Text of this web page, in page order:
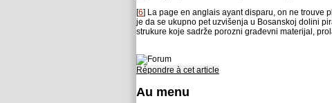
[6] La page en anglais ayant disparu, on ne trouve
je da se ukupno pet uzvišenja u Bosanskoj dolini
strukure koje sadrže porozni građevni materijal,
Répondre à cet article
Au menu